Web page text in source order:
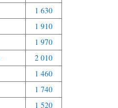
1 630
1 910
1 970
2 010
1 460
1 740
1 520